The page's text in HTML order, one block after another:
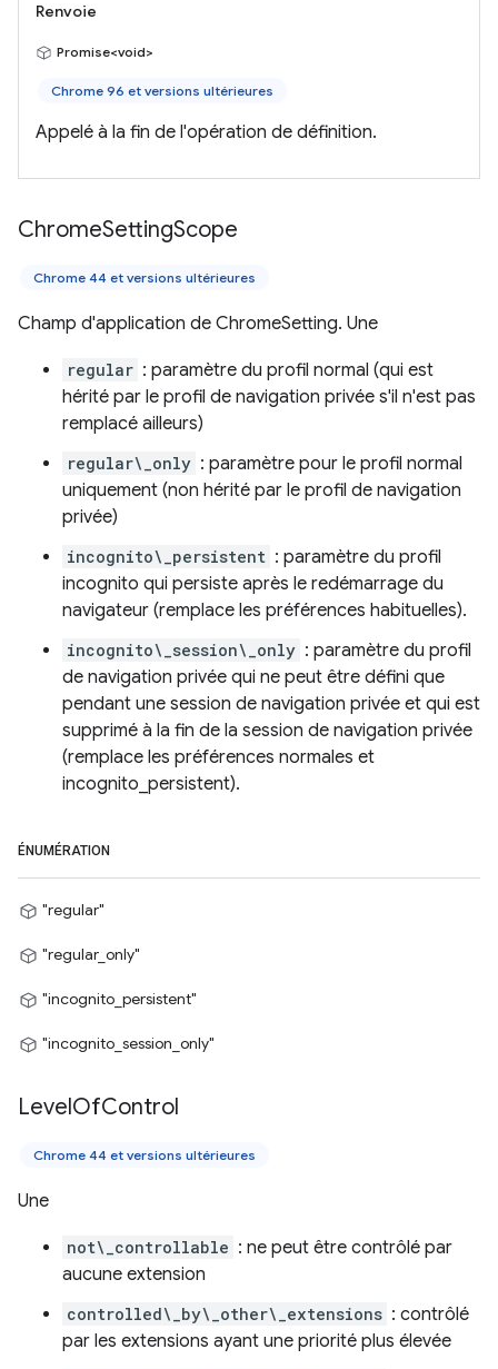
Renvoie
Promise<void>
Chrome 96 et versions ultérieures
Appelé à la fin de l'opération de définition.
ChromeSettingScope
Chrome 44 et versions ultérieures
Champ d'application de ChromeSetting. Une
regular : paramètre du profil normal (qui est
hérité par le profil de navigation privée s'il n'est pas
remplacé ailleurs)
regular\_only : paramètre pour le profil normal
uniquement (non hérité par le profil de navigation
privée)
incognito\_persistent : paramètre du profil
incognito qui persiste après le redémarrage du
navigateur (remplace les préférences habituelles).
incognito\_session\_only : paramètre du profil
de navigation privée qui ne peut être défini que
pendant une session de navigation privée et qui est
supprimé à la fin de la session de navigation privée
(remplace les préférences normales et
incognito_persistent).
ÉNUMÉRATION
"regular"
"regular_only"
"incognito_persistent"
"incognito_session_only"
LevelOfControl
Chrome 44 et versions ultérieures
Une
not\_controllable : ne peut être contrôlé par
aucune extension
controlled\_by\_other\_extensions : contrôlé
par les extensions ayant une priorité plus élevée